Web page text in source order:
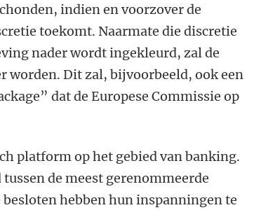
indien en voorzover de
toekomt. Naarmate die discretie
nader wordt ingekleurd, zal de
Dit zal, bijvoorbeeld, ook een
dat de Europese Commissie op
platform op het gebied van banking.
de meest gerenommeerde
hebben hun inspanningen te